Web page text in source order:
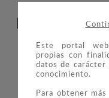
Este portal
propias con
datos de carácter
conocimiento.
Para obtener
LOS
ESTE